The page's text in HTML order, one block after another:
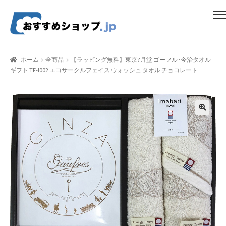
ナ
ビ
シ
へ
ス
キ
ッ
プ
コ
ン
ツ
キ
ッ
プ
比較する
ギフトカタログ（ユニバース）
gold-form
CF Dashboard
CF User Registration
CF campaign form
CF Listing Page
ホーム 全商品
【ラッピング無料】東京?月堂 ゴーフル･今治タオル
ギフト TF-I002 エコサークルフェイス ウォッシュ タオル チョコレート